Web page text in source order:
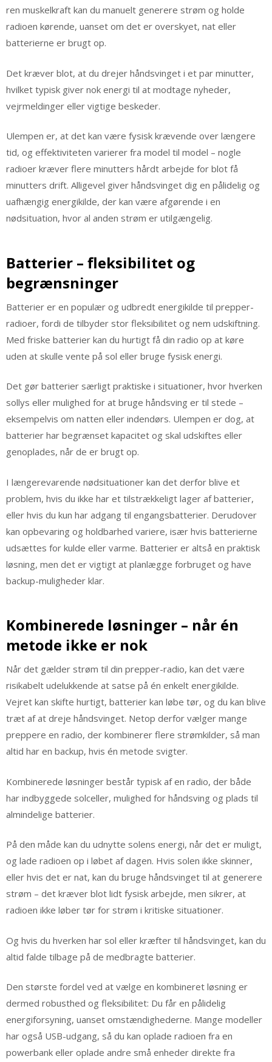
ren muskelkraft kan du manuelt generere strøm og holde
radioen kørende, uanset om det er overskyet, nat eller
batterierne er brugt op.
Det kræver blot, at du drejer håndsvinget i et par minutter,
hvilket typisk giver nok energi til at modtage nyheder,
vejrmeldinger eller vigtige beskeder.
Ulempen er, at det kan være fysisk krævende over længere
tid, og effektiviteten varierer fra model til model – nogle
radioer kræver flere minutters hårdt arbejde for blot få
minutters drift. Alligevel giver håndsvinget dig en pålidelig og
uafhængig energikilde, der kan være afgørende i en
nødsituation, hvor al anden strøm er utilgængelig.
Batterier – fleksibilitet og
begrænsninger
Batterier er en populær og udbredt energikilde til prepper-
radioer, fordi de tilbyder stor fleksibilitet og nem udskiftning.
Med friske batterier kan du hurtigt få din radio op at køre
uden at skulle vente på sol eller bruge fysisk energi.
Det gør batterier særligt praktiske i situationer, hvor hverken
sollys eller mulighed for at bruge håndsving er til stede –
eksempelvis om natten eller indendørs. Ulempen er dog, at
batterier har begrænset kapacitet og skal udskiftes eller
genoplades, når de er brugt op.
I længerevarende nødsituationer kan det derfor blive et
problem, hvis du ikke har et tilstrækkeligt lager af batterier,
eller hvis du kun har adgang til engangsbatterier. Derudover
kan opbevaring og holdbarhed variere, især hvis batterierne
udsættes for kulde eller varme. Batterier er altså en praktisk
løsning, men det er vigtigt at planlægge forbruget og have
backup-muligheder klar.
Kombinerede løsninger – når én
metode ikke er nok
Når det gælder strøm til din prepper-radio, kan det være
risikabelt udelukkende at satse på én enkelt energikilde.
Vejret kan skifte hurtigt, batterier kan løbe tør, og du kan blive
træt af at dreje håndsvinget. Netop derfor vælger mange
preppere en radio, der kombinerer flere strømkilder, så man
altid har en backup, hvis én metode svigter.
Kombinerede løsninger består typisk af en radio, der både
har indbyggede solceller, mulighed for håndsving og plads til
almindelige batterier.
På den måde kan du udnytte solens energi, når det er muligt,
og lade radioen op i løbet af dagen. Hvis solen ikke skinner,
eller hvis det er nat, kan du bruge håndsvinget til at generere
strøm – det kræver blot lidt fysisk arbejde, men sikrer, at
radioen ikke løber tør for strøm i kritiske situationer.
Og hvis du hverken har sol eller kræfter til håndsvinget, kan du
altid falde tilbage på de medbragte batterier.
Den største fordel ved at vælge en kombineret løsning er
dermed robusthed og fleksibilitet: Du får en pålidelig
energiforsyning, uanset omstændighederne. Mange modeller
har også USB-udgang, så du kan oplade radioen fra en
powerbank eller oplade andre små enheder direkte fra